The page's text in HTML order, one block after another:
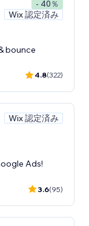
- 40％
Wix 認定済み
bounce
4.8(322)
Wix 認定済み
Ads!
3.6(95)